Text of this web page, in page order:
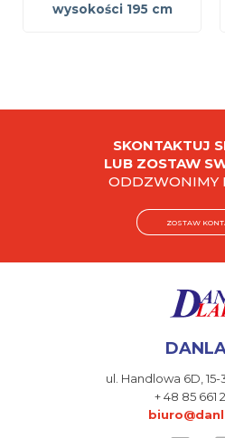
wysokości 195 cm
SKONTAKTUJ
LUB ZOSTAW
ODDZWONIMY
ZOSTAW
ul. Handlowa 6D,
+ 48 85 661